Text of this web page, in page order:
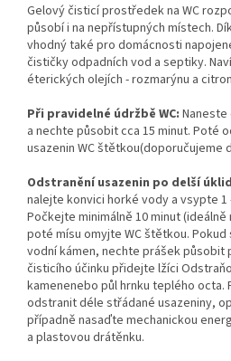
Gelový čisticí prostředek na WC
působí i na nepřístupných místech.
vhodný také pro domácnosti
čističky odpadních vod a septiky.
éterických olejích - rozmarýnu a
Při pravidelné údržbě WC:
a nechte působit cca 15 minut. Poté
usazenin WC štětkou(doporučujeme
Odstranění usazenin po delší
nalejte konvici horké vody a vsypte 1
Počkejte minimálně 10 minut
poté mísu omyjte WC štětkou.
vodní kámen, nechte prášek působit
čisticího účinku přidejte lžíci
kamenenebo půl hrnku teplého octa.
odstranit déle střádané usazeniny,
případně nasaďte mechanickou
a plastovou drátěnku.